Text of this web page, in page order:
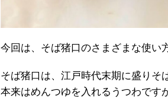
今回は、そば猪口のさまざまな使い
そば猪口は、江戸時代末期に盛りそ
本来はめんつゆを入れるうつわです